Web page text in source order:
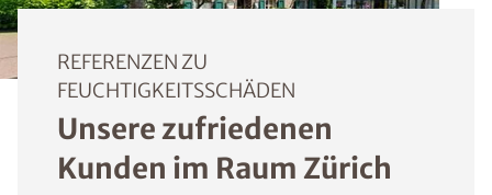
REFERENZEN ZU
FEUCHTIGKEITSSCHÄDEN
Unsere zufriedenen
Kunden im Raum Zürich